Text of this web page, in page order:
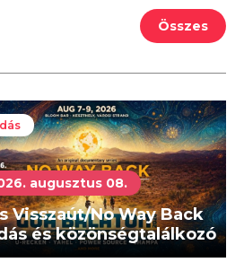
Összes
augusztus 08.
Visszaút/No Way Back
és közönségtalálkozó